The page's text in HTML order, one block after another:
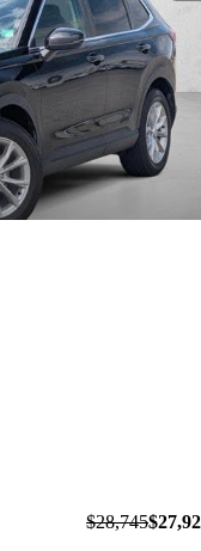
$28,745